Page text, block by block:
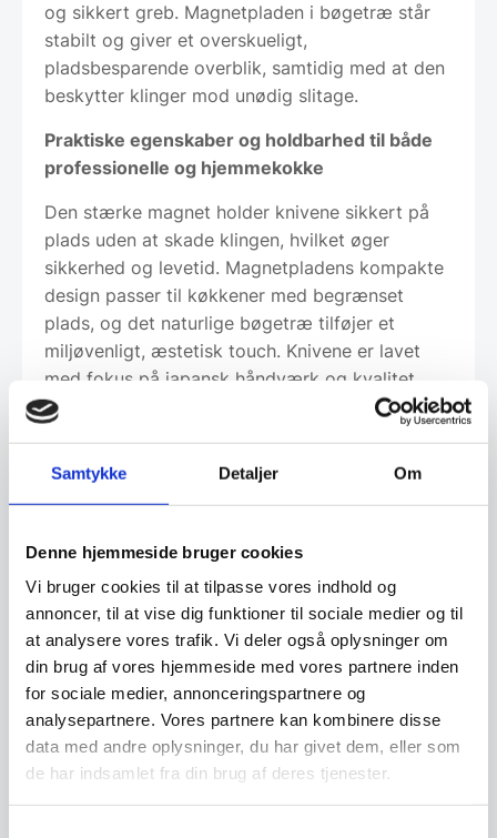
Samtykke Detaljer Om
Denne hjemmeside bruger cookies
Vi bruger cookies til at tilpasse vores indhold og
annoncer, til at vise dig funktioner til sociale medier og til
at analysere vores trafik. Vi deler også oplysninger om
din brug af vores hjemmeside med vores partnere inden
for sociale medier, annonceringspartnere og
analysepartnere. Vores partnere kan kombinere disse
data med andre oplysninger, du har givet dem, eller som
de har indsamlet fra din brug af deres tjenester.
og sikkert greb. Magnetpladen i bøgetræ står
stabilt og giver et overskueligt,
pladsbesparende overblik, samtidig med at den
beskytter klinger mod unødig slitage.
Praktiske egenskaber og holdbarhed til både
professionelle og hjemmekokke
Den stærke magnet holder knivene sikkert på
plads uden at skade klingen, hvilket øger
sikkerhed og levetid. Magnetpladens kompakte
design passer til køkkener med begrænset
plads, og det naturlige bøgetræ tilføjer et
miljøvenligt, æstetisk touch. Knivene er lavet
med fokus på japansk håndværk og kvalitet,
hvilket sikrer præcise snit og optimal funktion til
miljøer. Magnetpladen er nem at rengøre, og
den åbne opbevaringsform minimerer
komfort og holdbarhed gør sættet ideelt for
effektivitet og æstetik i køkkenet.
Om koncernen & god kvalitet
Har du spørgsmål til varen? Klik her